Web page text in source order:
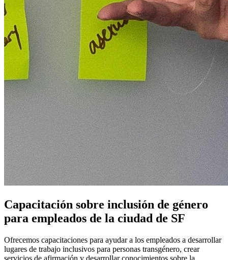
Capacitación sobre inclusión de género
para empleados de la ciudad de SF
Ofrecemos capacitaciones para ayudar a los empleados a desarrollar
lugares de trabajo inclusivos para personas transgénero, crear
servicios de afirmación y desarrollar conocimientos sobre la